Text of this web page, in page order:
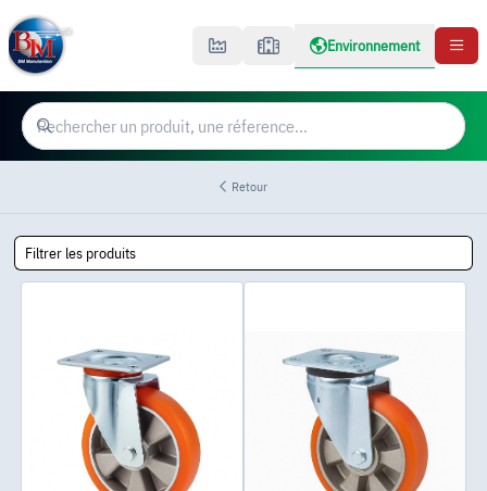
Environnement
Retour
Filtrer les produits